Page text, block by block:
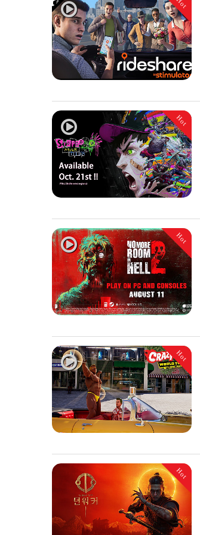
Hot
Hot
Hot
Hot